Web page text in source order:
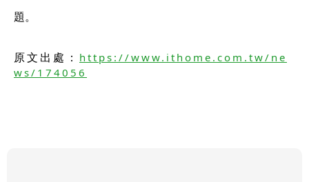
題。
原文出處： https://www.ithome.com.tw/ne
ws/174056